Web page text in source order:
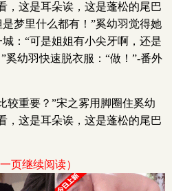
，这是耳朵诶，这是蓬松的尾巴
梦里什么都有！”奚幼羽觉得她
：“可是姐姐有小尖牙啊，还是
奚幼羽快速脱衣服：“做！”-番外
较重要？”宋之雾用脚圈住奚幼
，这是耳朵诶，这是蓬松的尾巴
页继续阅读）